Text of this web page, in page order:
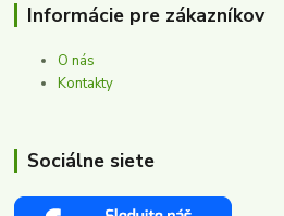
Informácie pre zákazníkov
O nás
Kontakty
Sociálne siete